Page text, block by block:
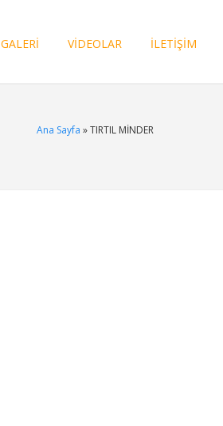
GALERİ VİDEOLAR İLETİŞİM
Ana Sayfa » TIRTIL MİNDER